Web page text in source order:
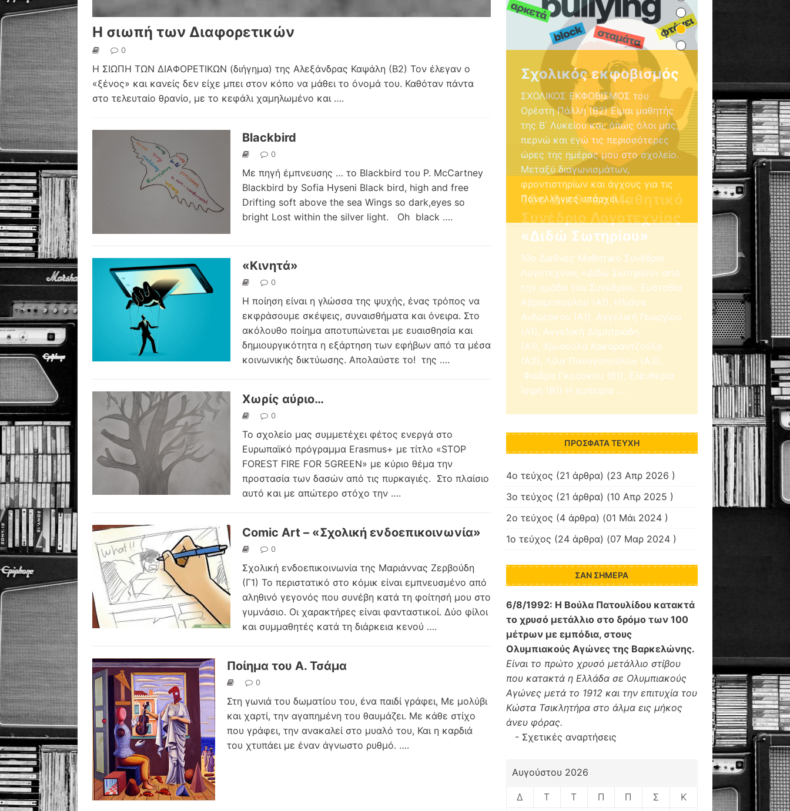
Η σιωπή των Διαφορετικών
0
Η ΣΙΩΠΗ ΤΩΝ ΔΙΑΦΟΡΕΤΙΚΩΝ (διήγημα) της Αλεξάνδρας Καψάλη (Β2) Τον έλεγαν ο
«ξένος» και κανείς δεν είχε μπει στον κόπο να μάθει το όνομά του. Καθόταν πάντα
στο τελευταίο θρανίο, με το κεφάλι χαμηλωμένο και ….
Blackbird
0
Με πηγή έμπνευσης … το Blackbird του P. McCartney
Blackbird by Sofia Hyseni Black bird, high and free
Drifting soft above the sea Wings so dark,eyes so
bright Lost within the silver light. Oh black ….
«Κινητά»
0
Η ποίηση είναι η γλώσσα της ψυχής, ένας τρόπος να
εκφράσουμε σκέψεις, συναισθήματα και όνειρα. Στο
ακόλουθο ποίημα αποτυπώνεται με ευαισθησία και
δημιουργικότητα η εξάρτηση των εφήβων από τα μέσα
κοινωνικής δικτύωσης. Απολαύστε το! της ….
Χωρίς αύριο…
0
Το σχολείο μας συμμετέχει φέτος ενεργά στο
Ευρωπαϊκό πρόγραμμα Erasmus+ με τίτλο «STOP
FOREST FIRE FOR 5GREEN» με κύριο θέμα την
προστασία των δασών από τις πυρκαγιές. Στο πλαίσιο
αυτό και με απώτερο στόχο την ….
Comic Art – «Σχολική ενδοεπικοινωνία»
0
Σχολική ενδοεπικοινωνία της Μαριάννας Ζερβούδη
(Γ1) Το περιστατικό στο κόμικ είναι εμπνευσμένο από
αληθινό γεγονός που συνέβη κατά τη φοίτησή μου στο
γυμνάσιο. Οι χαρακτήρες είναι φανταστικοί. Δύο φίλοι
και συμμαθητές κατά τη διάρκεια κενού ….
Ποίημα του Α. Τσάμα
0
Στη γωνιά του δωματίου του, ένα παιδί γράφει, Με μολύβι
και χαρτί, την αγαπημένη του θαυμάζει. Με κάθε στίχο
που γράφει, την ανακαλεί στο μυαλό του, Και η καρδιά
του χτυπάει με έναν άγνωστο ρυθμό. ….
10ο Διεθνές Μαθητικό
Συνέδριο Λογοτεχνίας
«Διδώ Σωτηρίου»
10ο Διεθνές Μαθητικό Συνέδριο
Λογοτεχνίας «Διδώ Σωτηρίου» από
την ομάδα του Συνεδρίου: Ευσταθία
Αβραμοπούλου (Α1), Ηλιάνα
Ανδρεάκου (Α1), Αγγελική Γεωργίου
(Α1), Αγγελική Δημητριάδη
(Α1), Χρυσούλα Κακαραντζούλα
(Α2), Λίλα Παναγοπούλου (Α3),
Φαίδρα Γκούσκου (Β1), Eλευθερία
Ίσιρη (Β1) Η εμπειρία ….
ΠΡΌΣΦΑΤΑ ΤΕΎΧΗ
4ο τεύχος (21 άρθρα) (23 Απρ 2026 )
3ο τεύχος (21 άρθρα) (10 Απρ 2025 )
2ο τεύχος (4 άρθρα) (01 Μάι 2024 )
1ο τεύχος (24 άρθρα) (07 Μαρ 2024 )
ΣΑΝ ΣΉΜΕΡΑ
6/8/1992: Η Βούλα Πατουλίδου κατακτά
το χρυσό μετάλλιο στο δρόμο των 100
μέτρων με εμπόδια, στους
Ολυμπιακούς Αγώνες της Βαρκελώνης.
Είναι το πρώτο χρυσό μετάλλιο στίβου
που κατακτά η Ελλάδα σε Ολυμπιακούς
Αγώνες μετά το 1912 και την επιτυχία του
Κώστα Τσικλητήρα στο άλμα εις μήκος
άνευ φόρας.
- Σχετικές αναρτήσεις
Αυγούστου 2026
Δ Τ Τ Π Π Σ Κ